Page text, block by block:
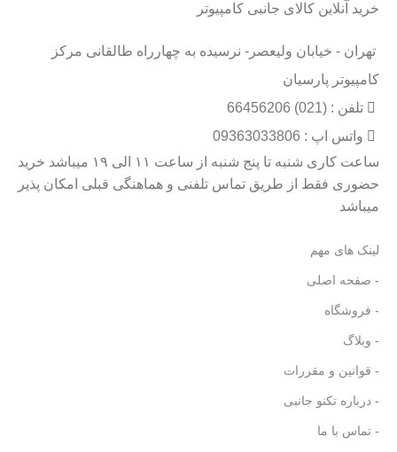
خرید آنلاین کالای جانبی کامپیوتر
تهران - خیابان ولیعصر- نرسیده به چهارراه طالقانی مرکز
کامپیوتر پارسیان
تلفن : (021) 66456206
واتس اپ : 09363033806
ساعت کاری شنبه تا پنج شنبه از ساعت ۱۱ الی ۱۹ میباشد خرید
حضوری فقط از طریق تماس تلفنی و هماهنگی قبلی امکان پذیر
میباشد
لینک های مهم
- صفحه اصلی
- فروشگاه
- وبلاگ
- قوانین و مقررات
- درباره تکنو جانبی
- تماس با ما